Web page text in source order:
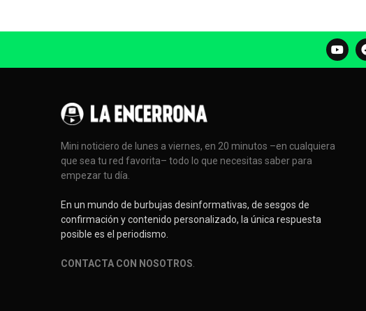
Mini noticiero de lunes a viernes, en 20 minutos –en cualquiera
que sea tu red favorita– todo lo que necesitas saber para
empezar tu día.
En un mundo de burbujas desinformativas, de sesgos de
confirmación y contenido personalizado, la única respuesta
posible es el periodismo.
CONTACTA CON NOSOTROS